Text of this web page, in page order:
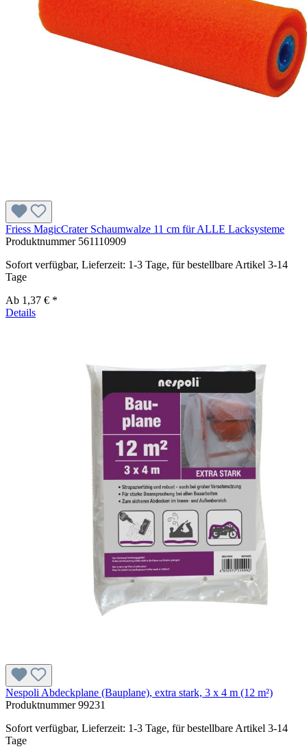
Friess MagicCrater Schaumwalze 11 cm für ALLE Lacksysteme
Produktnummer 561110909
Sofort verfügbar, Lieferzeit: 1-3 Tage, für bestellbare Artikel 3-14
Tage
Ab 1,37 € *
Details
Nespoli Abdeckplane (Bauplane), extra stark, 3 x 4 m (12 m²)
Produktnummer99231
Sofort verfügbar, Lieferzeit: 1-3 Tage, für bestellbare Artikel 3-14
Tage